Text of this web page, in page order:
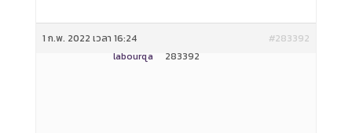
1 ก.พ. 2022 เวลา 16:24
#283392
labourqa
283392